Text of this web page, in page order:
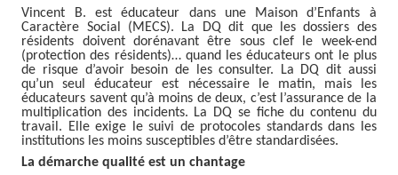
Vincent B. est éducateur dans une Maison d’Enfants à
Caractère Social (MECS). La DQ dit que les dossiers des
résidents doivent dorénavant être sous clef le week-end
(protection des résidents)… quand les éducateurs ont le plus
de risque d’avoir besoin de les consulter. La DQ dit aussi
qu’un seul éducateur est nécessaire le matin, mais les
éducateurs savent qu’à moins de deux, c’est l’assurance de la
multiplication des incidents. La DQ se fiche du contenu du
travail. Elle exige le suivi de protocoles standards dans les
institutions les moins susceptibles d’être standardisées.
La démarche qualité est un chantage